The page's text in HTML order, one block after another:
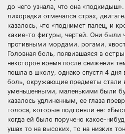
до чего узнала, что она
лихорадки отмечался страх,
казалось, что «поднимет палец, и
какие-то фигуры, чертей. Они были
противными мордами, рогами,
Головная боль, появившаяся в
некоторое время после снижения
пошла в школу, однако спустя 4 дня
боль, окружающие предметы стали
уменьшенными, маленькими были
казалось удлиненным, ее глаза
голоса, которые подгоняли ее:
когда ей было поручено какое-
ушах то на высоких, то на низких